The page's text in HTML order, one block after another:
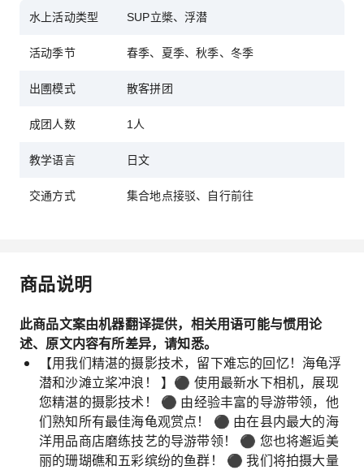
水上活动类型 SUP立槳、浮潜
活动季节 春季、夏季、秋季、冬季
出圑模式 散客拼团
成团人数 1人
教学语言 日文
交通方式 集合地点接驳、自行前往
商品说明
此商品文案由机器翻译提供，相关用语可能与惯用论
述、原文内容有所差异，请知悉。
【用我们精湛的摄影技术，留下难忘的回忆！海龟浮
潜和沙滩立桨冲浪！ 】⚫︎ 使用最新水下相机，展现
您精湛的摄影技术！ ⚫︎ 由经验丰富的导游带领，他
们熟知所有最佳海龟观赏点！ ⚫︎ 由在县内最大的海
洋用品商店磨练技艺的导游带领！ ⚫︎ 您也将邂逅美
丽的珊瑚礁和五彩缤纷的鱼群！ ⚫︎ 我们将拍摄大量